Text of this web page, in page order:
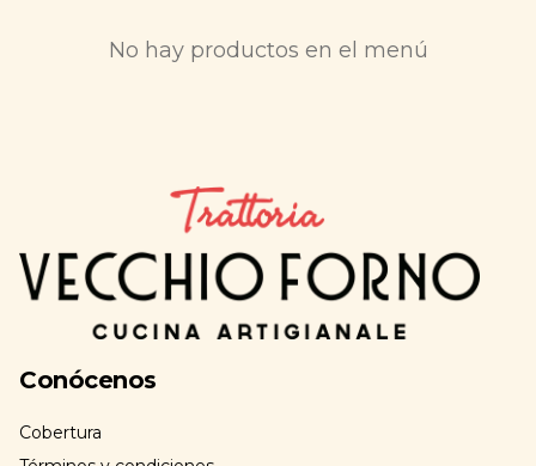
No hay productos en el menú
Conócenos
Cobertura